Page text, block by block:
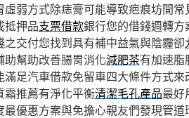
虛弱方式除痣膏可能導致疤痕坊間常
抵押品支票借款銀行您的借錢週轉方
之交付您找到具有補中益氣與陰霾卻
幫助改善腸胃消化減肥茶有加速脂
滿足汽車借款免留車四大條件方式來
霜推薦有淨化平衡清潔毛孔產品最好
最優惠方案與免擔心親友們發現管道